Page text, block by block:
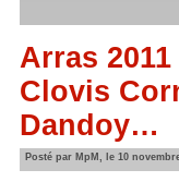
Arras
Clovis
Dandoy…
Posté par MpM, le 10